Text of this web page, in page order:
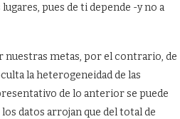
pues de ti depende -y no a
nuestras metas, por el contrario, de
la heterogeneidad de las
de lo anterior se puede
datos arrojan que del total de